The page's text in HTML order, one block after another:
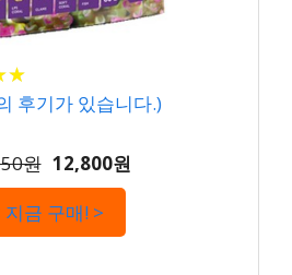
★
★
후기가 있습니다.)
원 12,800원
지금 구매! >